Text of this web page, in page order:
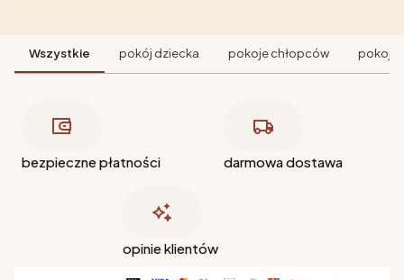
Wszystkie pokój dziecka pokoje chłopców pokoje
bezpieczne płatności darmowa dostawa
opinie klientów